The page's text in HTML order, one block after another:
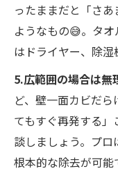
ったままだと「さ
ようなもの😅。タ
はドライヤー、除湿
5.広範囲の場合は無
ど、壁一面カビだ
てもすぐ再発する
談しましょう。プロ
根本的な除去が可